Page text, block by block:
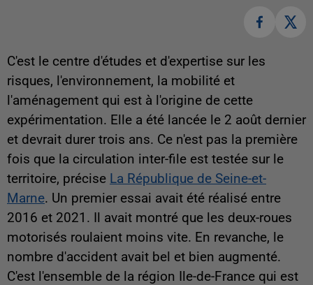
C'est le centre d'études et d'expertise sur les
risques, l'environnement, la mobilité et
l'aménagement qui est à l'origine de cette
expérimentation. Elle a été lancée le 2 août dernier
et devrait durer trois ans. Ce n'est pas la première
fois que la circulation inter-file est testée sur le
territoire, précise La République de Seine-et-
Marne. Un premier essai avait été réalisé entre
2016 et 2021. Il avait montré que les deux-roues
motorisés roulaient moins vite. En revanche, le
nombre d'accident avait bel et bien augmenté.
C'est l'ensemble de la région Ile-de-France qui est